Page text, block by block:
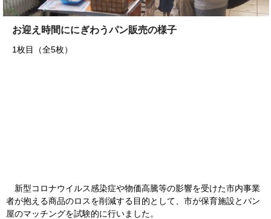
お迎え時間ににぎわうパン販売の様子
1枚目（全5枚）
新型コロナウイルス感染症や物価高騰等の影響を受けた市内事業
者が抱える商品のロスを削減する目的として、市が保育施設とパン
屋のマッチングを試験的に行いました。